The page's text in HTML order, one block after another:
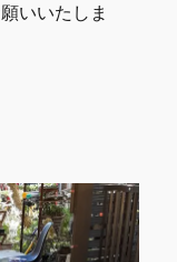
いいたしま